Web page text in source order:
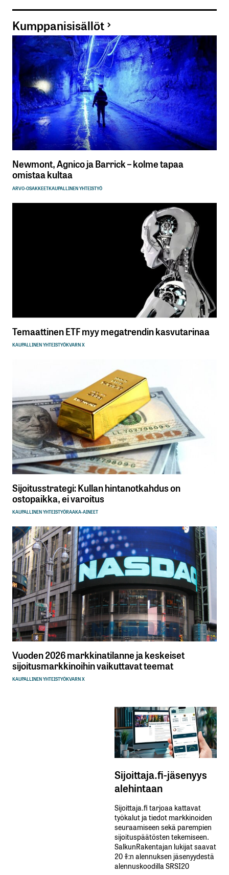
Kumppanisisällöt
Newmont, Agnico ja Barrick – kolme tapaa
omistaa kultaa
ARVO-OSAKKEETKAUPALLINEN YHTEISTYÖ
Temaattinen ETF myy megatrendin kasvutarinaa
KAUPALLINEN YHTEISTYÖKVARN X
Sijoitusstrategi: Kullan hintanotkahdus on
ostopaikka, ei varoitus
KAUPALLINEN YHTEISTYÖRAAKA-AINEET
Vuoden 2026 markkinatilanne ja keskeiset
sijoitusmarkkinoihin vaikuttavat teemat
KAUPALLINEN YHTEISTYÖKVARN X
Sijoittaja.fi-jäsenyys
alehintaan
Sijoittaja.fi tarjoaa kattavat
työkalut ja tiedot markkinoiden
seuraamiseen sekä parempien
sijoituspäätösten tekemiseen.
SalkunRakentajan lukijat saavat
20 %:n alennuksen jäsenyydestä
alennuskoodilla SRSI20